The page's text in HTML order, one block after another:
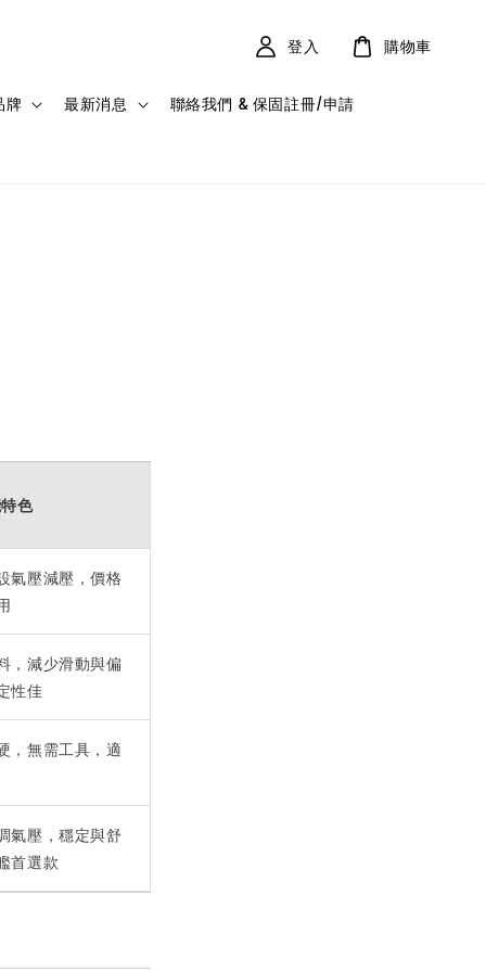
牌 最新消息 聯絡我們 & 保固註冊/申請
登入 購物車
色
氣壓減壓，價格
，減少滑動與偏
性佳
，無需工具，適
氣壓，穩定與舒
首選款